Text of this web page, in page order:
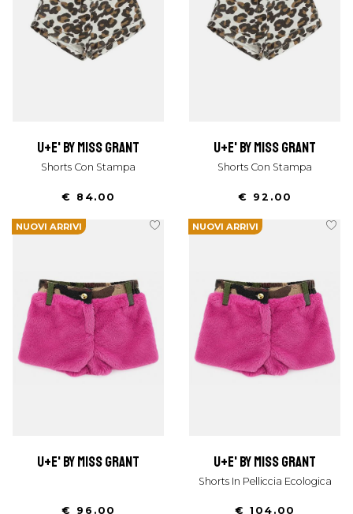
u+e' by miss grant
Shorts Con Stampa
€ 84.00
u+e' by miss grant
Shorts Con Stampa
€ 92.00
NUOVI ARRIVI
u+e' by miss grant
€ 96.00
NUOVI ARRIVI
u+e' by miss grant
Shorts In Pelliccia Ecologica
€ 104.00